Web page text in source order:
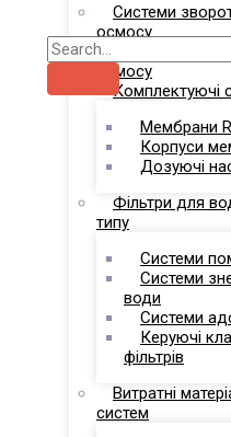
Системи
осмосу
Комплекси
осмосу
Комплектуючі
Мембрани
Корпуси
Дозуючі
Фільтри для
типу
Системи
Системи
води
Системи
Керуючі
фільтрів
Витратні
систем